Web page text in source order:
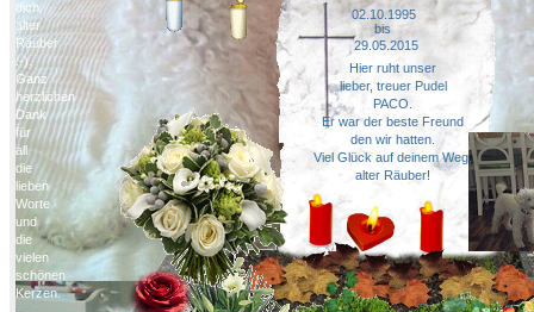
Hier ruht unser
lieber, treuer Pudel
PACO.
Er war der beste Freund
den wir hatten.
Viel Glück auf deinem Weg,
alter Räuber!
02.10.1995
bis
29.05.2015
dich,
alter
Räuber
:-).
Ganz
herzlichen
Dank
für
all
die
lieben
Worte
und
die
vielen
schönen
Kerzen.